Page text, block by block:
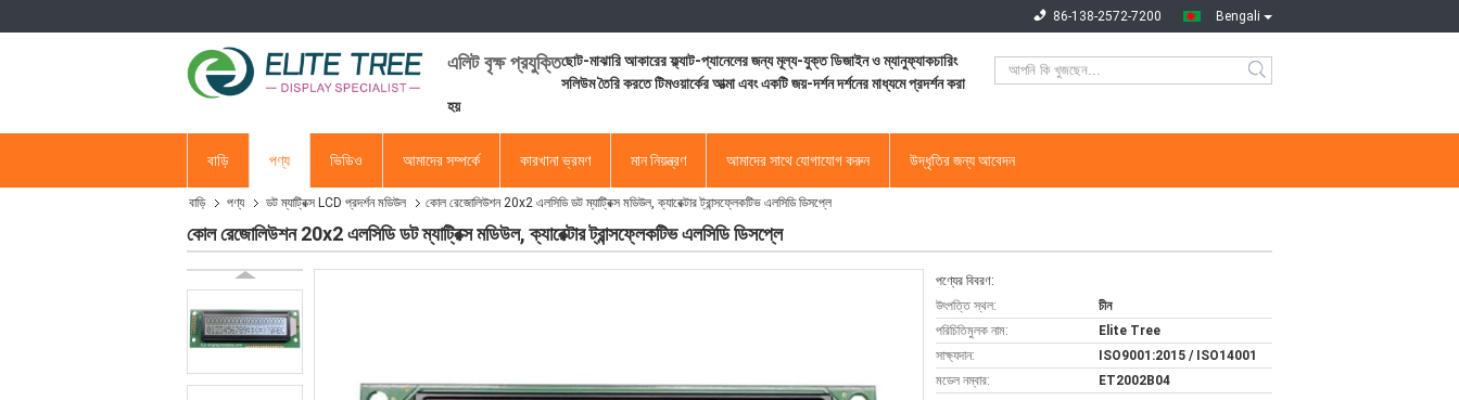
Bengali
86-138-2572-7200
এলিট বৃক্ষ প্রযুক্তিছোট-মাঝারি আকারের ফ্ল্যাট-প্যানেলের জন্য মূল্য-যুক্ত ডিজাইন ও ম্যানুফ্যাকচারিং
সলিউম তৈরি করতে টিমওয়ার্কের আত্মা এবং একটি জয়-দর্শন দর্শনের মাধ্যমে প্রদর্শন করা
হয়
বাড়ি পণ্য ভিডিও আমাদের সম্পর্কে কারখানা ভ্রমণ মান নিয়ন্ত্রণ আমাদের সাথে যোগাযোগ করুন উদ্ধৃতির জন্য আবেদন
বাড়ি পণ্য ডট ম্যাট্রিক্স LCD প্রদর্শন মডিউল কোল রেজোলিউশন 20x2 এলসিডি ডট ম্যাট্রিক্স মডিউল, ক্যারেক্টার ট্রান্সফ্লেকটিভ এলসিডি ডিসপ্লে
কোল রেজোলিউশন 20x2 এলসিডি ডট ম্যাট্রিক্স মডিউল, ক্যারেক্টার ট্রান্সফ্লেকটিভ এলসিডি ডিসপ্লে
পণ্যের বিবরণ:
উৎপত্তি স্থল:
চীন
পরিচিতিমুলক নাম:
Elite Tree
সাক্ষ্যদান:
ISO9001:2015 / ISO14001
মডেল নম্বার:
ET2002B04